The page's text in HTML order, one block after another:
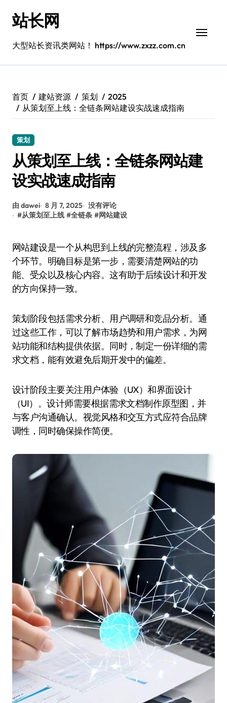
站长网
大型站长资讯类网站！ https://www.zxzz.com.cn
首页 建站资源 策划
2025
从策划至上线：全链条网站建设实战速成指南
策划
从策划至上线：全链条网站建
设实战速成指南
由 dawei 8 月 7, 2025 没有评论
#从策划至上线 #全链条 #网站建设
网站建设是一个从构思到上线的完整流程，涉及多
个环节。明确目标是第一步，需要清楚网站的功
能、受众以及核心内容。这有助于后续设计和开发
的方向保持一致。
策划阶段包括需求分析、用户调研和竞品分析。通
过这些工作，可以了解市场趋势和用户需求，为网
站功能和结构提供依据。同时，制定一份详细的需
求文档，能有效避免后期开发中的偏差。
设计阶段主要关注用户体验（UX）和界面设计
（UI）。设计师需要根据需求文档制作原型图，并
与客户沟通确认。视觉风格和交互方式应符合品牌
调性，同时确保操作简便。